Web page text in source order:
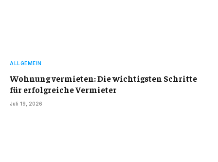
ALLGEMEIN
Wohnung vermieten: Die wichtigsten Schritte
für erfolgreiche Vermieter
Juli 19, 2026